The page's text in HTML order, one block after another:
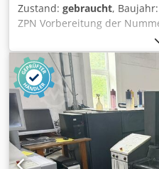
Zustand: gebraucht, Baujahr:
ZPN Vorbereitung der
Vorbereitung der
Schäden, Dokumentation,
Anerllcijmsk